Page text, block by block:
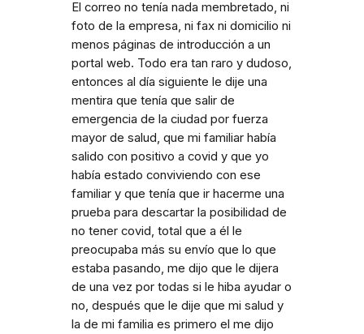
El correo no tenía nada membretado, ni
foto de la empresa, ni fax ni domicilio ni
menos páginas de introducción a un
portal web. Todo era tan raro y dudoso,
entonces al día siguiente le dije una
mentira que tenía que salir de
emergencia de la ciudad por fuerza
mayor de salud, que mi familiar había
salido con positivo a covid y que yo
había estado conviviendo con ese
familiar y que tenía que ir hacerme una
prueba para descartar la posibilidad de
no tener covid, total que a él le
preocupaba más su envío que lo que
estaba pasando, me dijo que le dijera
de una vez por todas si le hiba ayudar o
no, después que le dije que mi salud y
la de mi familia es primero el me dijo